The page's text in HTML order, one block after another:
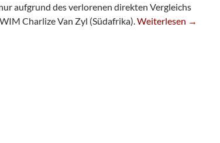
aufgrund des verlorenen direkten Vergleichs
Charlize Van Zyl (Südafrika).Amina Sherif Wird
Weiterlesen →